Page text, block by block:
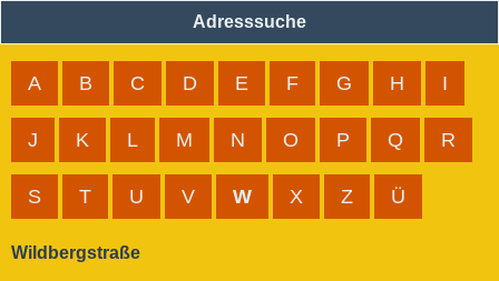
Adresssuche
A B C D E F G H I
J K L M N O P Q R
S T U V W X Z Ü
Wildbergstraße